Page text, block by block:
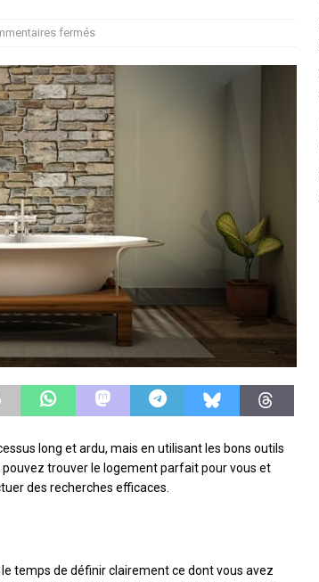
fermés
long et ardu, mais en utilisant les bons outils
pouvez trouver le logement parfait pour vous et
des recherches efficaces.
temps de définir clairement ce dont vous avez